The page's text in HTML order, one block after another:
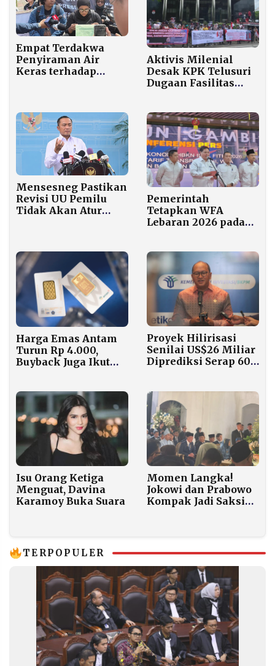
Empat Terdakwa
Penyiraman Air
Keras terhadap
Pengadilan Militer
Aktivis Milenial
Desak KPK Telusuri
Dugaan Fasilitas
Mensesneg Pastikan
Revisi UU Pemilu
Tidak Akan Atur
Pemerintah
Tetapkan WFA
Lebaran 2026 pada
Harga Emas Antam
Turun Rp 4.000,
Buyback Juga Ikut
Proyek Hilirisasi
Senilai US$26 Miliar
Diprediksi Serap 600
Isu Orang Ketiga
Menguat, Davina
Karamoy Buka Suara
Momen Langka!
Jokowi dan Prabowo
Kompak Jadi Saksi
TERPOPULER